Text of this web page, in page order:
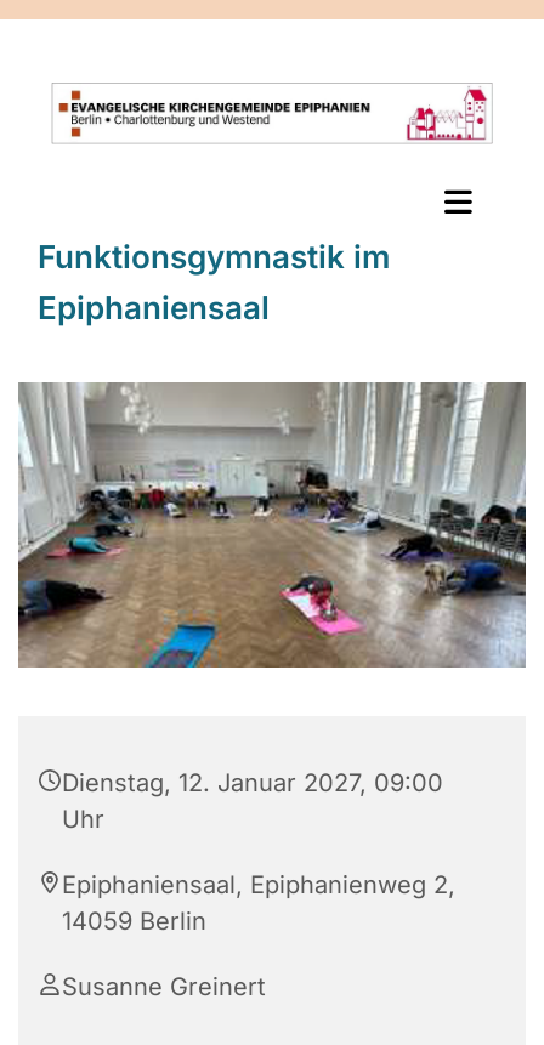
Funktionsgymnastik im
Epiphaniensaal
Dienstag, 12. Januar 2027, 09:00
Uhr
Epiphaniensaal, Epiphanienweg 2,
14059 Berlin
Susanne Greinert